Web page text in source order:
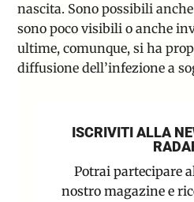
nascita. Sono possibili
sono poco visibili o anche
ultime, comunque, si ha
diffusione dell’infezione a
ISCRIVITI ALLA
Potrai partecipare
nostro magazine e